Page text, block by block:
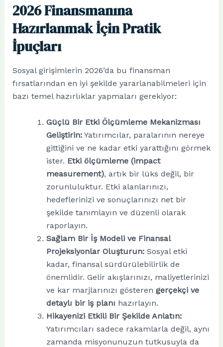
2026 Finansmanına
Hazırlanmak İçin Pratik
İpuçları
Sosyal girişimlerin 2026’da bu finansman
fırsatlarından en iyi şekilde yararlanabilmeleri için
bazı temel hazırlıklar yapmaları gerekiyor:
Güçlü Bir Etki Ölçümleme Mekanizması
Geliştirin:Yatırımcılar, paralarının nereye
gittiğini ve ne kadar etki yarattığını görmek
ister. Etki ölçümleme (impact
measurement), artık bir lüks değil, bir
zorunluluktur. Etki alanlarınızı,
hedeflerinizi ve sonuçlarınızı net bir
şekilde tanımlayın ve düzenli olarak
raporlayın.
Sağlam Bir İş Modeli ve Finansal
Projeksiyonlar Oluşturun:Sosyal etki
kadar, finansal sürdürülebilirlik de
önemlidir. Gelir akışlarınızı, maliyetlerinizi
ve kar marjlarınızı gösteren gerçekçi ve
detaylı bir iş planı hazırlayın.
Hikayenizi Etkili Bir Şekilde Anlatın:
Yatırımcıları sadece rakamlarla değil, aynı
zamanda misyonunuzun tutkusuyla da